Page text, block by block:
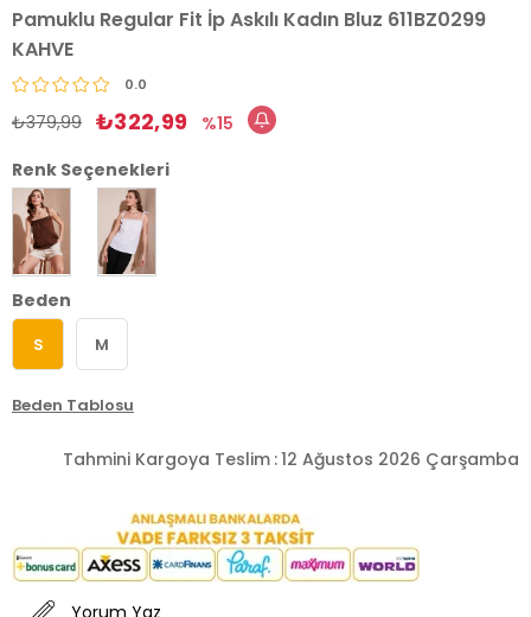
Pamuklu Regular Fit İp Askılı Kadın Bluz 611BZ0299
KAHVE
0.0
₺379,99 ₺322,99
15
Renk Seçenekleri
Beden
S M
Beden Tablosu
Tahmini Kargoya Teslim :12 Ağustos 2026 Çarşamba